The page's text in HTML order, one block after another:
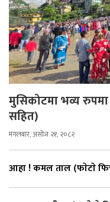
मुसिकोटमा भव्य रुपमा
सहित)
मंगलबार, असोज २१, २०८२
आहा ! कमल ताल (फाेटाे